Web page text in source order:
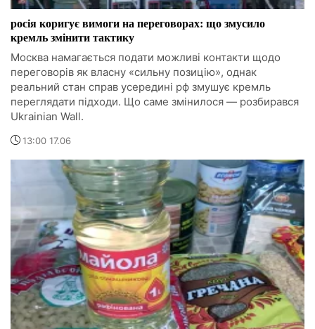
росія коригує вимоги на переговорах: що змусило
кремль змінити тактику
Москва намагається подати можливі контакти щодо
переговорів як власну «сильну позицію», однак
реальний стан справ усередині рф змушує кремль
переглядати підходи. Що саме змінилося — розбирався
Ukrainian Wall.
13:00 17.06